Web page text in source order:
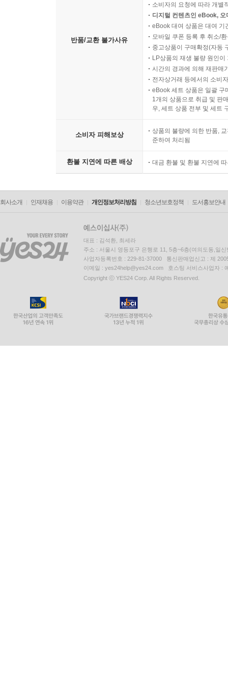
반품/교환 불가사유
소비자의 요청에 따라 개별
디지털 컨텐츠인 eBook,
eBook 대여 상품은 대여 기
모바일 쿠폰 등록 후 취소/
중고상품이 구매확정(자동
LP상품의 재생 불량 원인
시간의 경과에 의해 재판매
전자상거래 등에서의 소비
eBook 세트 상품은 일괄 구
1개의 상품으로 취급 및 판
우, 세트 상품 전부 및 세트
소비자 피해보상
상품의 불량에 의한 반품,
준하여 처리됨
환불 지연에 따른 배상 대금 환불 및 환불 지연에
회사소개 인재채용 이용약관 개인정보처리방침 청소년보호정책 도서홍보안내
대표 : 김석환, 최세라
주소 : 서울시 영등포구 은행로 11, 5층~6층(여의도동,일신
사업자등록번호 : 229-81-37000 통신판매업신고 : 제
이메일 : yes24help@yes24.com 호스팅 서비스사업자 :
Copyright ⓒ YES24 Corp. All Rights Reserved.